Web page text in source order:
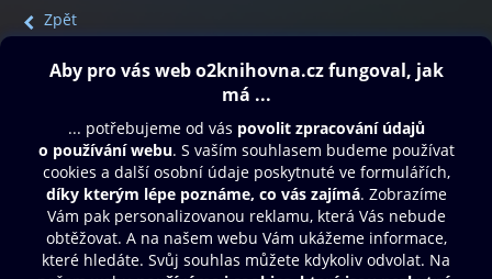
Zpět
Obsah ke stažení
Moje O2 Knihovna
Další zábava